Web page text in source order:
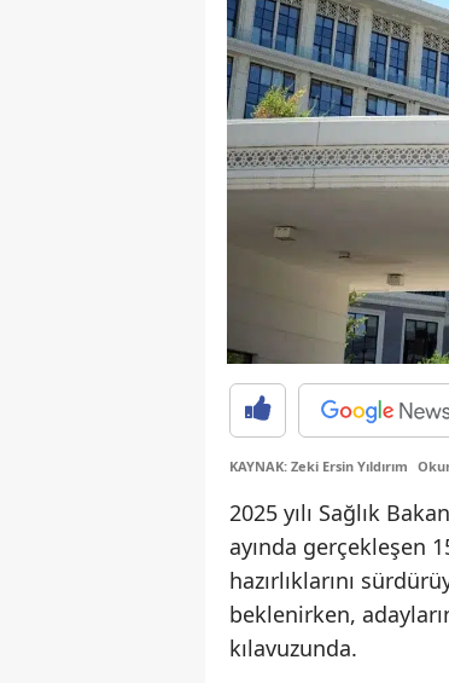
KAYNAK: Zeki Ersin Yıldırım
2025 yılı Sağlık
ayında gerçekleşen
hazırlıklarını
beklenirken,
kılavuzunda.